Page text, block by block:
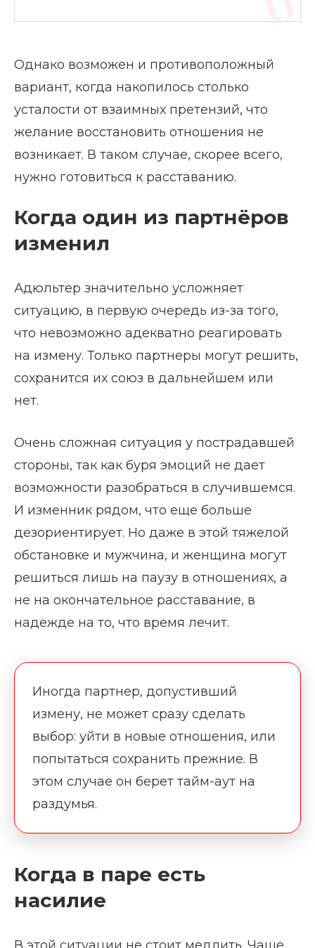
Однако возможен и противоположный
вариант, когда накопилось столько
усталости от взаимных претензий, что
желание восстановить отношения не
возникает. В таком случае, скорее всего,
нужно готовиться к расставанию.
Когда один из партнёров
изменил
Адюльтер значительно усложняет
ситуацию, в первую очередь из-за того,
что невозможно адекватно реагировать
на измену. Только партнеры могут решить,
сохранится их союз в дальнейшем или
нет.
Очень сложная ситуация у пострадавшей
стороны, так как буря эмоций не дает
возможности разобраться в случившемся.
И изменник рядом, что еще больше
дезориентирует. Но даже в этой тяжелой
обстановке и мужчина, и женщина могут
решиться лишь на паузу в отношениях, а
не на окончательное расставание, в
надежде на то, что время лечит.
Иногда партнер, допустивший
измену, не может сразу сделать
выбор: уйти в новые отношения, или
попытаться сохранить прежние. В
этом случае он берет тайм-аут на
раздумья.
Когда в паре есть
насилие